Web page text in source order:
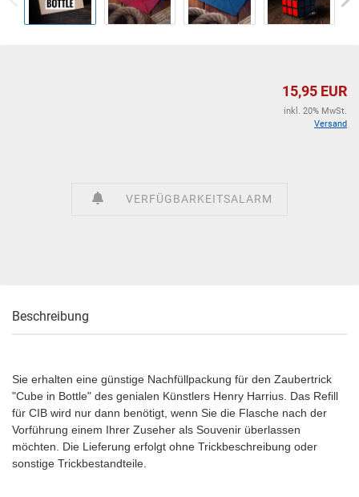
15,95 EUR
inkl. 20% MwSt.
Versand
VERFÜGBARKEITSALARM
Beschreibung
Sie erhalten eine günstige Nachfüllpackung für den Zaubertrick
"Cube in Bottle" des genialen Künstlers Henry Harrius. Das Refill
für CIB wird nur dann benötigt, wenn Sie die Flasche nach der
Vorführung einem Ihrer Zuseher als Souvenir überlassen
möchten. Die Lieferung erfolgt ohne Trickbeschreibung oder
sonstige Trickbestandteile.